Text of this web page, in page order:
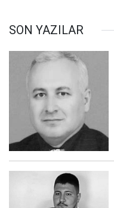
SON YAZILAR